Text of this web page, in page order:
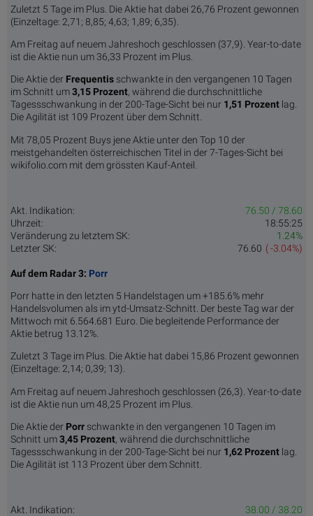
Zuletzt 5 Tage im Plus. Die Aktie hat dabei 26,76 Prozent gewonnen
(Einzeltage: 2,71; 8,85; 4,63; 1,89; 6,35).
Am Freitag auf neuem Jahreshoch geschlossen (37,9). Year-to-date
ist die Aktie nun um 36,33 Prozent im Plus.
Die Aktie der Frequentis schwankte in den vergangenen 10 Tagen
im Schnitt um3,15 Pro­zent, während die durchschnittliche
Tagessschwankung in der 200-Tage-Sicht bei nur 1,51 Prozent lag.
Die Agilität ist 109 Prozent über dem Schnitt.
Mit 78,05 Prozent Buys jene Aktie unter den Top 10 der
meistgehandelten österreichischen Titel in der 7-Tages-Sicht bei
wikifolio.com mit dem grössten Kauf-Anteil.
Akt. Indikation:
76.50 / 78.60
Uhrzeit:
18:55:25
Veränderung zu letztem SK:
1.24%
Letzter SK:
( -3.04%)
76.60
Auf dem Radar 3: Porr
Porr hatte in den letzten 5 Handelstagen um +185.6% mehr
Handelsvolumen als im ytd-Umsatz-Schnitt. Der beste Tag war der
Mittwoch mit 6.564.681 Euro. Die begleitende Performance der
Aktie betrug 13.12%.
Zuletzt 3 Tage im Plus. Die Aktie hat dabei 15,86 Prozent gewonnen
(Einzeltage: 2,14; 0,39; 13).
Am Freitag auf neuem Jahreshoch geschlossen (26,3). Year-to-date
ist die Aktie nun um 48,25 Prozent im Plus.
Die Aktie der Porr schwankte in den vergangenen 10 Tagen im
Schnitt um3,45 Pro­zent, während die durchschnittliche
Tagessschwankung in der 200-Tage-Sicht bei nur 1,62 Prozent lag.
Die Agilität ist 113 Prozent über dem Schnitt.
Akt. Indikation:
38.00 / 38.20